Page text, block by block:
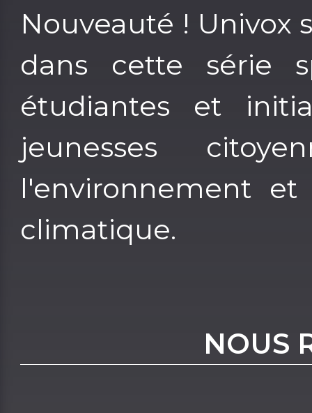
Nouveauté ! Univox
dans cette série
étudiantes et
jeunesses
l'environnement
climatique.
NOUS